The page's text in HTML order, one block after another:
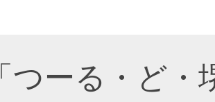
「つーる・ど